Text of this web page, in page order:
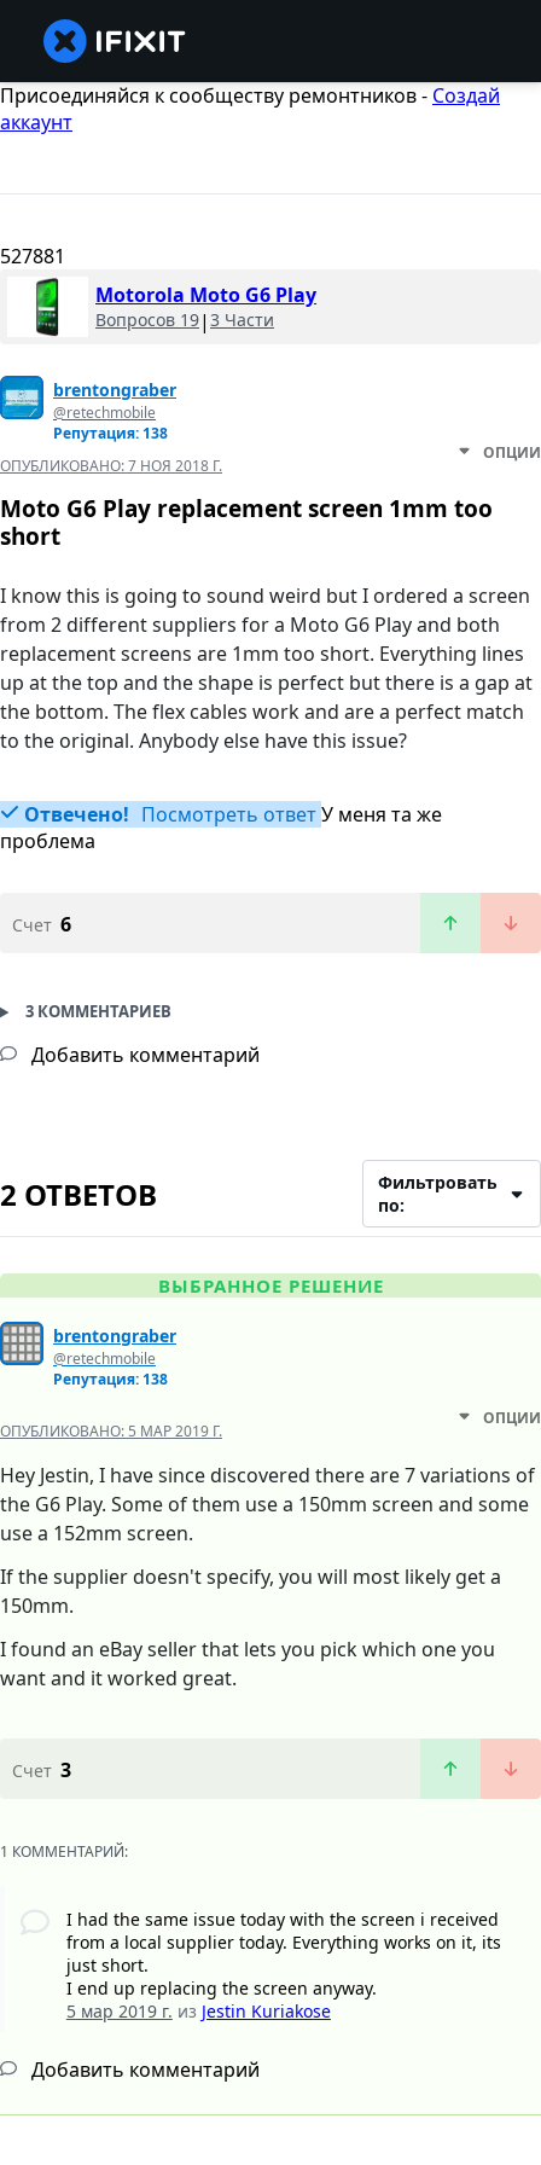
Присоединяйся к сообществу ремонтников - Создай
аккаунт
527881
Motorola Moto G6 Play
Вопросов 19| 3 Части
brentongraber
@retechmobile
Репутация: 138
ОПУБЛИКОВАНО:7 НОЯ 2018 Г.
ОПЦИИ
Moto G6 Play replacement screen 1mm too
short
I know this is going to sound weird but I ordered a screen
from 2 different suppliers for a Moto G6 Play and both
replacement screens are 1mm too short. Everything lines
up at the top and the shape is perfect but there is a gap at
the bottom. The flex cables work and are a perfect match
to the original. Anybody else have this issue?
Отвечено! Посмотреть ответУ меня та же
проблема
Счет 6
3 КОММЕНТАРИЕВ
Добавить комментарий
2 ОТВЕТОВ
Фильтровать
по:
ВЫБРАННОЕ РЕШЕНИЕ
brentongraber
@retechmobile
Репутация: 138
ОПУБЛИКОВАНО: 5 МАР 2019 Г.
ОПЦИИ
Hey Jestin, I have since discovered there are 7 variations of
the G6 Play. Some of them use a 150mm screen and some
use a 152mm screen.
If the supplier doesn't specify, you will most likely get a
150mm.
I found an eBay seller that lets you pick which one you
want and it worked great.
Счет 3
1 КОММЕНТАРИЙ:
I had the same issue today with the screen i received
from a local supplier today. Everything works on it, its
just short.
I end up replacing the screen anyway.
5 мар 2019 г. из Jestin Kuriakose
Добавить комментарий